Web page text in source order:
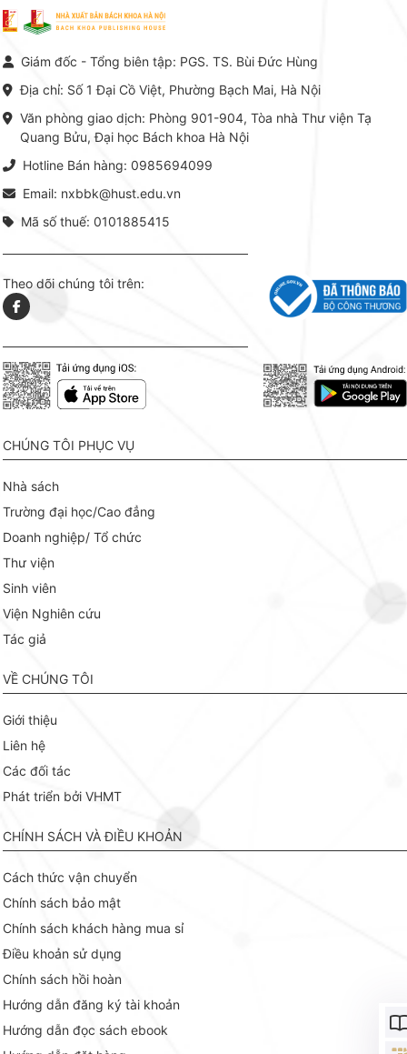
vực Hóa học phân tích tại Việt
Nam hiện nay. Bộ sách mang
đến một hệ thống tri thức hoàn
thuật thực hành -> Ứng dụng
chuyên ngành, được NXB Bách
khoa Hà Nội ấn hành cả hai
phiên bản sách giấy và điện tử.
tín trong
lý. Các
Giám đốc - Tổng biên tập: PGS. TS. Bùi Đức Hùng
Địa chỉ: Số 1 Đại Cồ Việt, Phường Bạch Mai, Hà Nội
Văn phòng giao dịch: Phòng 901-904, Tòa nhà Thư viện Tạ
Quang Bửu, Đại học Bách khoa Hà Nội
Hotline Bán hàng: 0985694099
Email: nxbbk@hust.edu.vn
Mã số thuế: 0101885415
Theo dõi chúng tôi trên:
CHÚNG TÔI PHỤC VỤ
Nhà sách
Trường đại học/Cao đẳng
Doanh nghiệp/ Tổ chức
Thư viện
Sinh viên
Viện Nghiên cứu
Tác giả
VỀ CHÚNG TÔI
Giới thiệu
Liên hệ
Các đối tác
Phát triển bởi VHMT
CHÍNH SÁCH VÀ ĐIỀU KHOẢN
Cách thức vận chuyển
Chính sách bảo mật
Chính sách khách hàng mua sỉ
Điều khoản sử dụng
Chính sách hồi hoàn
Hướng dẫn đăng ký tài khoản
Hướng dẫn đọc sách ebook